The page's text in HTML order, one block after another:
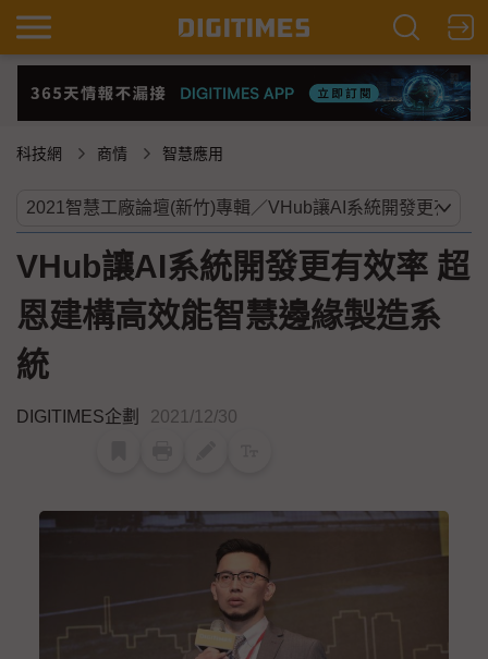
科技網 商情 智慧應用
VHub讓AI系統開發更有效率 超
恩建構高效能智慧邊緣製造系
統
DIGITIMES企劃 2021/12/30